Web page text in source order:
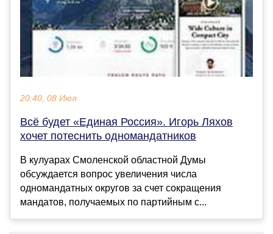
20:40, 08 Июл
Всё будет «Единая Россия». Игорь Ляхов
хочет потеснить одномандатников
В кулуарах Смоленской областной Думы
обсуждается вопрос увеличения числа
одномандатных округов за счет сокращения
мандатов, получаемых по партийным с...